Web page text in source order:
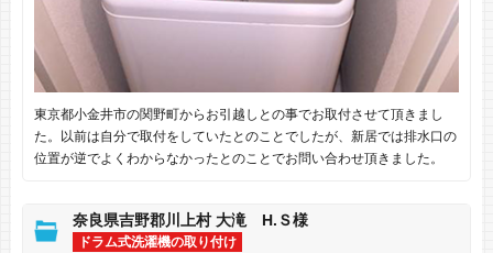
東京都小金井市の関野町からお引越しとの事でお取付させて頂きまし
た。以前は自分で取付をしていたとのことでしたが、新居では排水口の
位置が逆でよくわからなかったとのことでお問い合わせ頂きました。
奈良県吉野郡川上村 大滝 H.Ｓ様
ドラム式洗濯機の取り付け